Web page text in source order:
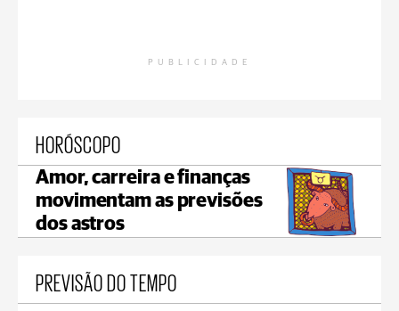
PUBLICIDADE
HORÓSCOPO
Amor, carreira e finanças
movimentam as previsões
dos astros
PREVISÃO DO TEMPO